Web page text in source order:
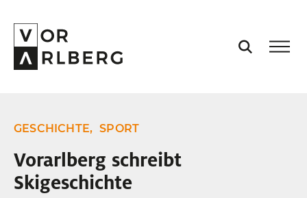
PROJEKTE
GESCHICHTE, SPORT
Vorarlberg schreibt
Skigeschichte